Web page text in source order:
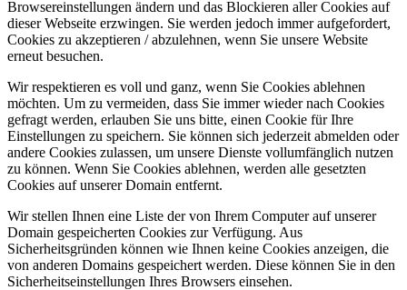
Browsereinstellungen ändern und das Blockieren aller Cookies auf
dieser Webseite erzwingen. Sie werden jedoch immer aufgefordert,
Cookies zu akzeptieren / abzulehnen, wenn Sie unsere Website
erneut besuchen.
Wir respektieren es voll und ganz, wenn Sie Cookies ablehnen
möchten. Um zu vermeiden, dass Sie immer wieder nach Cookies
gefragt werden, erlauben Sie uns bitte, einen Cookie für Ihre
Einstellungen zu speichern. Sie können sich jederzeit abmelden oder
andere Cookies zulassen, um unsere Dienste vollumfänglich nutzen
zu können. Wenn Sie Cookies ablehnen, werden alle gesetzten
Cookies auf unserer Domain entfernt.
Wir stellen Ihnen eine Liste der von Ihrem Computer auf unserer
Domain gespeicherten Cookies zur Verfügung. Aus
Sicherheitsgründen können wie Ihnen keine Cookies anzeigen, die
von anderen Domains gespeichert werden. Diese können Sie in den
Sicherheitseinstellungen Ihres Browsers einsehen.